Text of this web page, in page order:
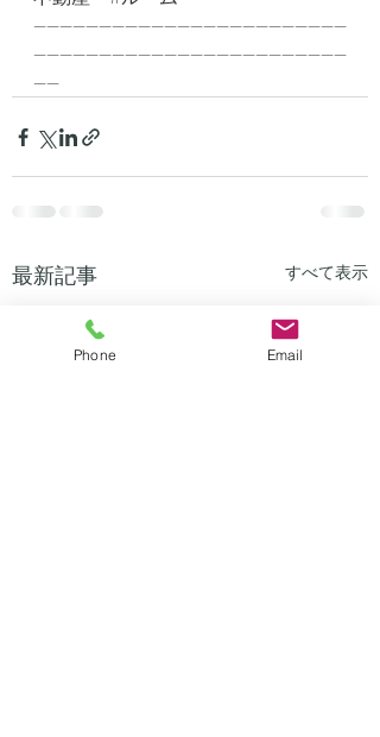
------------------------------------------------
------------------------------------------------
----
最新記事 すべて表示
Phone Email